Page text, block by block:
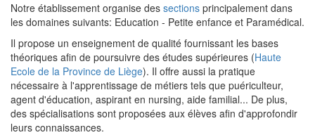
Notre établissement organise des sections principalement dans
les domaines suivants: Education - Petite enfance et Paramédical.
Il propose un enseignement de qualité fournissant les bases
théoriques afin de poursuivre des études supérieures (Haute
Ecole de la Province de Liège). Il offre aussi la pratique
nécessaire à l'apprentissage de métiers tels que puériculteur,
agent d'éducation, aspirant en nursing, aide familial... De plus,
des spécialisations sont proposées aux élèves afin d'approfondir
leurs connaissances.